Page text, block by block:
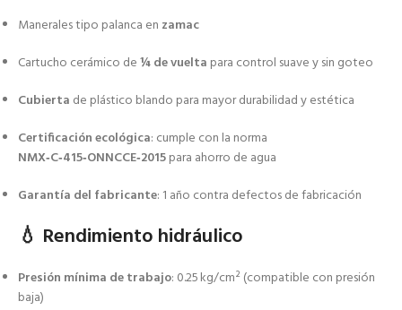
Manerales tipo palanca en zamac
Cartucho cerámico de¼ de vuelta para control suave y sin goteo
Cubierta de plástico blando para mayor durabilidad y estética
Certificación ecológica: cumple con la norma
NMX‑C‑415‑ONNCCE‑2015para ahorro de agua
Garantía del fabricante: 1 año contra defectos de fabricación
💧 Rendimiento hidráulico
Presión mínima de trabajo: 0.25 kg/cm² (compatible con presión
baja)